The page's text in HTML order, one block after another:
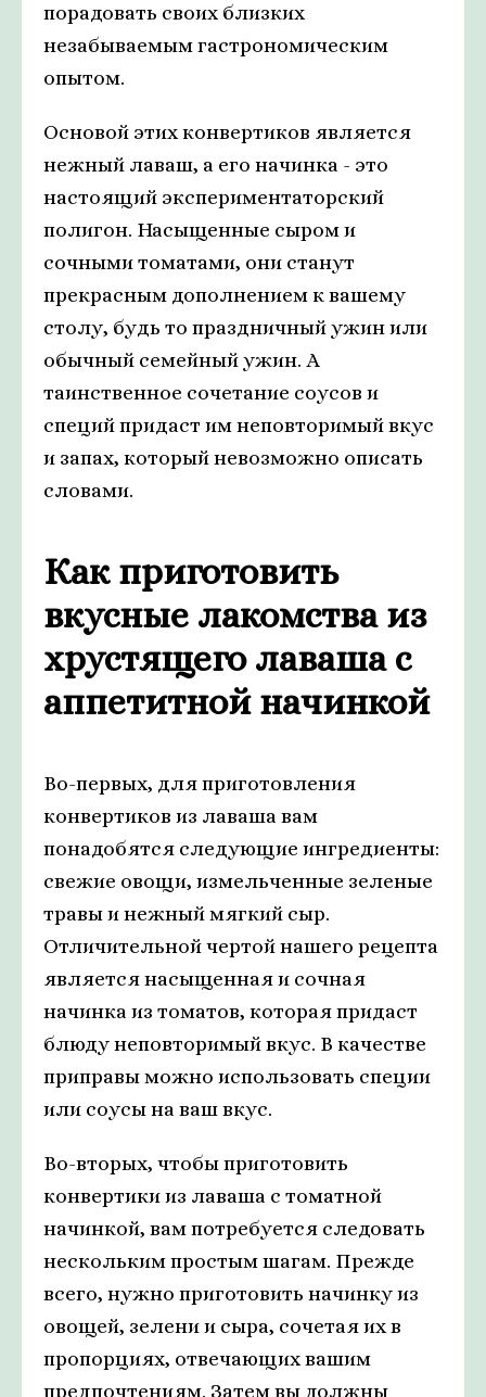
порадовать своих близких
незабываемым гастрономическим
опытом.
Основой этих конвертиков является
нежный лаваш, а его начинка - это
настоящий экспериментаторский
полигон. Насыщенные сыром и
сочными томатами, они станут
прекрасным дополнением к вашему
столу, будь то праздничный ужин или
обычный семейный ужин. А
таинственное сочетание соусов и
специй придаст им неповторимый вкус
и запах, который невозможно описать
словами.
Как приготовить
вкусные лакомства из
хрустящего лаваша с
аппетитной начинкой
Во-первых, для приготовления
конвертиков из лаваша вам
понадобятся следующие ингредиенты:
свежие овощи, измельченные зеленые
травы и нежный мягкий сыр.
Отличительной чертой нашего рецепта
является насыщенная и сочная
начинка из томатов, которая придаст
блюду неповторимый вкус. В качестве
приправы можно использовать специи
или соусы на ваш вкус.
Во-вторых, чтобы приготовить
конвертики из лаваша с томатной
начинкой, вам потребуется следовать
нескольким простым шагам. Прежде
всего, нужно приготовить начинку из
овощей, зелени и сыра, сочетая их в
пропорциях, отвечающих вашим
предпочтениям. Затем вы должны